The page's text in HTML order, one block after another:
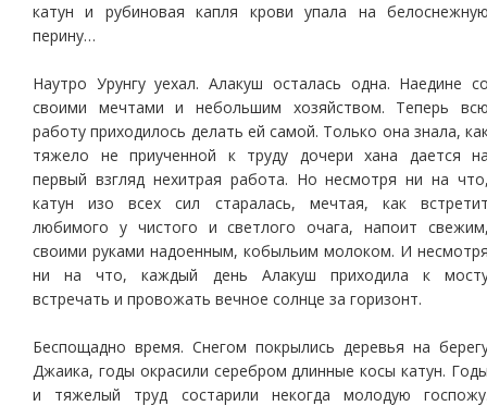
катун и рубиновая капля крови упала на
перину…
Наутро Урунгу уехал. Алакуш осталась одна. Наедине
своими мечтами и небольшим хозяйством. Теперь
работу приходилось делать ей самой. Только она знала,
тяжело не приученной к труду дочери хана дается
первый взгляд нехитрая работа. Но несмотря ни на
катун изо всех сил старалась, мечтая, как
любимого у чистого и светлого очага, напоит
своими руками надоенным, кобыльим молоком. И
ни на что, каждый день Алакуш приходила к
встречать и провожать вечное солнце за горизонт.
Беспощадно время. Снегом покрылись деревья на
Джаика, годы окрасили серебром длинные косы катун.
и тяжелый труд состарили некогда молодую